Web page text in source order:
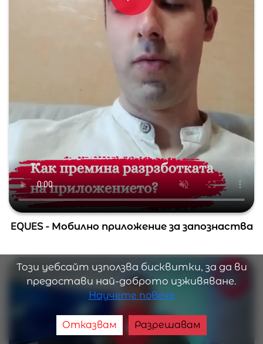
Този уебсайт използва бисквитки, за да ви
предостави най-доброто изживяване.
Научете повече
Отказвам Разрешавам
EQUES - Мобилно приложение за запознаства